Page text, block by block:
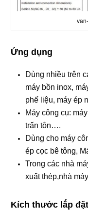
Ứng dụng
Dùng nhiều trên
máy bồn inox,
phế liệu, máy ép
Máy công cụ:
trấn tôn….
Dùng cho máy
ép cọc bê tông,
Trong các nhà
xuất thép,nhà
Kích thước lắp đặt